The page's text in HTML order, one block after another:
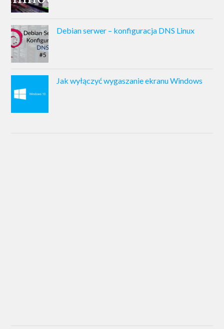
Debian serwer – konfiguracja DNS Linux
Jak wyłączyć wygaszanie ekranu Windows